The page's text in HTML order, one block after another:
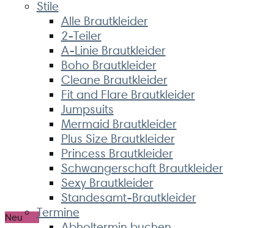
Stile
Alle Brautkleider
2-Teiler
A-Linie Brautkleider
Boho Brautkleider
Cleane Brautkleider
Fit and Flare Brautkleider
Jumpsuits
Mermaid Brautkleider
Plus Size Brautkleider
Princess Brautkleider
Schwangerschaft Brautkleider
Sexy Brautkleider
Standesamt-Brautkleider
Termine
Neu